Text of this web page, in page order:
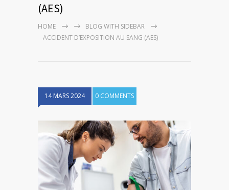
(AES)
HOME
BLOG WITH SIDEBAR
ACCIDENT D’EXPOSITION AU SANG (AES)
14 MARS 2024 0 COMMENTS